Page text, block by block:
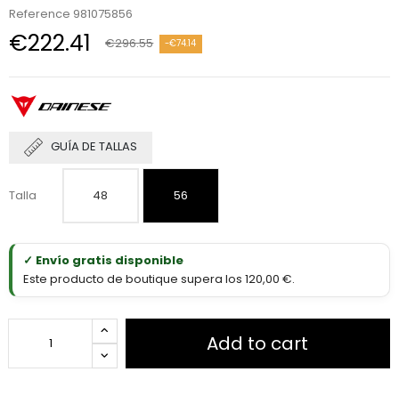
Reference 981075856
€222.41 €296.55 -€74.14
GUÍA DE TALLAS
Talla 48 56
✓ Envío gratis disponible
Este producto de boutique supera los 120,00 €.
Add to cart